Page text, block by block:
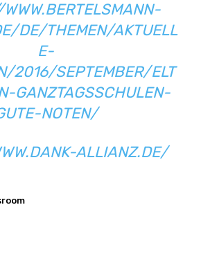
DE/THEMEN/AKTUELL
E-
2016/SEPTEMBER/ELT
GANZTAGSSCHULEN-
NOTEN/
ALLIANZ.DE/